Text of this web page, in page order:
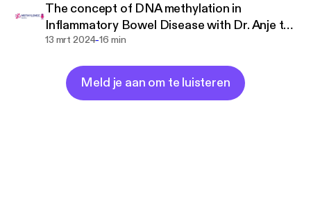
The concept of DNA methylation in
Inflammatory Bowel Disease with Dr. Anje te
Velde and Prof. Wouter de Jonge
13 mrt 2024-16 min
Meld je aan om te luisteren